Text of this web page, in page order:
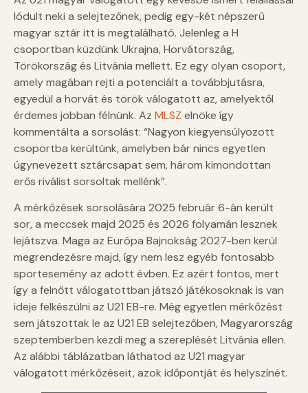
lódult neki a selejtezőnek, pedig egy-két népszerű
magyar sztár itt is megtalálható. Jelenleg a H
csoportban küzdünk Ukrajna, Horvátország,
Törökország és Litvánia mellett. Ez egy olyan csoport,
amely magában rejti a potenciált a továbbjutásra,
egyedül a horvát és török válogatott az, amelyektől
érdemes jobban félnünk. Az MLSZ elnöke így
kommentálta a sorsolást: “Nagyon kiegyensúlyozott
csoportba kerültünk, amelyben bár nincs egyetlen
úgynevezett sztárcsapat sem, három kimondottan
erős riválist sorsoltak mellénk”.
A mérkőzések sorsolására 2025 február 6-án került
sor, a meccsek majd 2025 és 2026 folyamán lesznek
lejátszva. Maga az Európa Bajnokság 2027-ben kerül
megrendezésre majd, így nem lesz egyéb fontosabb
sportesemény az adott évben. Ez azért fontos, mert
így a felnőtt válogatottban játszó játékosoknak is van
ideje felkészülni az U21 EB-re. Még egyetlen mérkőzést
sem játszottak le az U21 EB selejtezőben, Magyarország
szeptemberben kezdi meg a szereplését Litvánia ellen.
Az alábbi táblázatban láthatod az U21 magyar
válogatott mérkőzéseit, azok időpontját és helyszínét.